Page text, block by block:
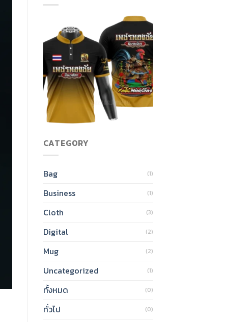
CATEGORY
Bag (1)
Business (1)
Cloth (3)
Digital (2)
Mug (2)
Uncategorized (1)
ทั้งหมด (0)
ทั่วไป (0)